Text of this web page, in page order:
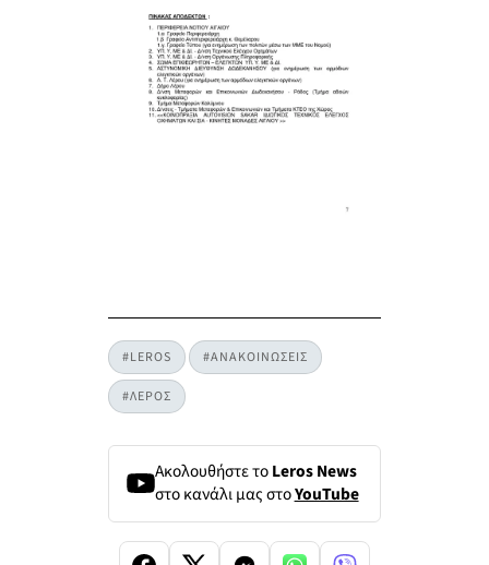
#LEROS #ΑΝΑΚΟΙΝΩΣΕΙΣ
#ΛΕΡΟΣ
Ακολουθήστε τοLeros News
στο κανάλι μας στοYouTube